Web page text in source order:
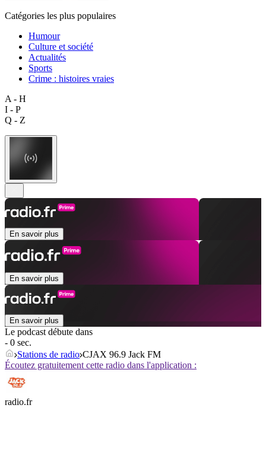
Catégories les plus populaires
Humour
Culture et société
Actualités
Sports
Crime : histoires vraies
A - H
I - P
Q - Z
En savoir plus
En savoir plus
En savoir plus
Le podcast débute dans
- 0 sec.
Stations de radio CJAX 96.9 Jack FM
Écoutez gratuitement cette radio dans l'application :
radio.fr